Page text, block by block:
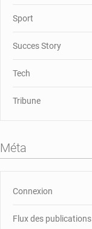
Sport
Succes Story
Tech
Tribune
Méta
Connexion
Flux des publications